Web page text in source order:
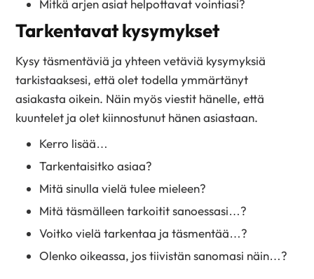
Mitkä arjen asiat helpottavat vointiasi?
Tarkentavat kysymykset
Kysy täsmentäviä ja yhteen vetäviä kysymyksiä
tarkistaaksesi, että olet todella ymmärtänyt
asiakasta oikein. Näin myös viestit hänelle, että
kuuntelet ja olet kiinnostunut hänen asiastaan.
Kerro lisää…
Tarkentaisitko asiaa?
Mitä sinulla vielä tulee mieleen?
Mitä täsmälleen tarkoitit sanoessasi…?
Voitko vielä tarkentaa ja täsmentää…?
Olenko oikeassa, jos tiivistän sanomasi näin…?